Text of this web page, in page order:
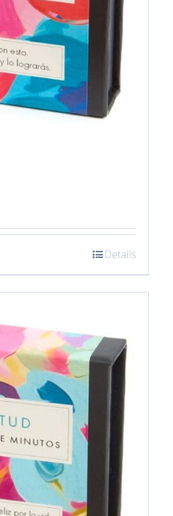
Details